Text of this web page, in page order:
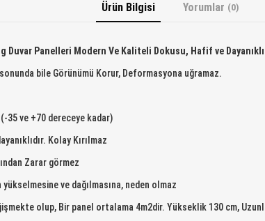
Ürün Bilgisi Yorumlar (0)
Duvar Panelleri Modern Ve Kaliteli Dokusu, Hafif ve
bile Görünümü Korur, Deformasyona uğramaz.
35 ve +70 dereceye kadar)
Kolay Kırılmaz
Zarar görmez
ve dağılmasına, neden olmaz
olup, Bir panel ortalama 4m2dir. Yükseklik 130 cm,